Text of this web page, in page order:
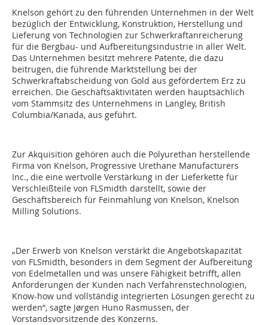
Knelson gehört zu den führenden Unternehmen in der Welt
bezüglich der Entwicklung, Konstruktion, Herstellung und
Lieferung von Technologien zur Schwerkraftanreicherung
für die Bergbau- und Aufbereitungsindustrie in aller Welt.
Das Unternehmen besitzt mehrere Patente, die dazu
beitrugen, die führende Marktstellung bei der
Schwerkraftabscheidung von Gold aus gefördertem Erz zu
erreichen. Die Geschäftsaktivitäten werden hauptsächlich
vom Stammsitz des Unternehmens in Langley, British
Columbia/Kanada, aus geführt.
Zur Akquisition gehören auch die Polyurethan herstellende
Firma von Knelson, Progressive Urethane Manufacturers
Inc., die eine wertvolle Verstärkung in der Lieferkette für
Verschleißteile von FLSmidth darstellt, sowie der
Geschäftsbereich für Feinmahlung von Knelson, Knelson
Milling Solutions.
„Der Erwerb von Knelson verstärkt die Angebotskapazität
von FLSmidth, besonders in dem Segment der Aufbereitung
von Edelmetallen und was unsere Fähigkeit betrifft, allen
Anforderungen der Kunden nach Verfahrenstechnologien,
Know-how und vollständig integrierten Lösungen gerecht zu
werden“, sagte Jørgen Huno Rasmussen, der
Vorstandsvorsitzende des Konzerns.